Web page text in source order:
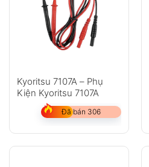
Kyoritsu 7107A – Phụ
Kiện Kyoritsu 7107A
Đã bán 306